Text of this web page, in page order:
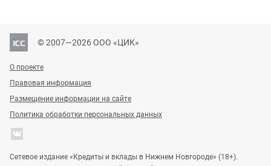
© 2007—2026 ООО «ЦИК»
О проекте
Правовая информация
Размещение информации на сайте
Политика обработки персональных данных
Сетевое издание «Кредиты и вклады в Нижнем Новгороде» (18+).